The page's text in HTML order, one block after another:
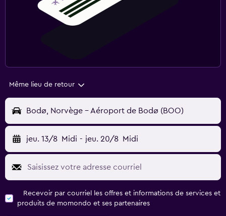
Même lieu de retour
Bodø, Norvège - Aéroport de Bodø (BOO)
jeu. 13/8 Midi - jeu. 20/8 Midi
Recevoir par courriel les offres et informations de services et
produits de momondo et ses partenaires